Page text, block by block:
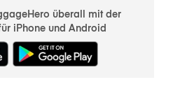
überall mit der
iPhone und Android